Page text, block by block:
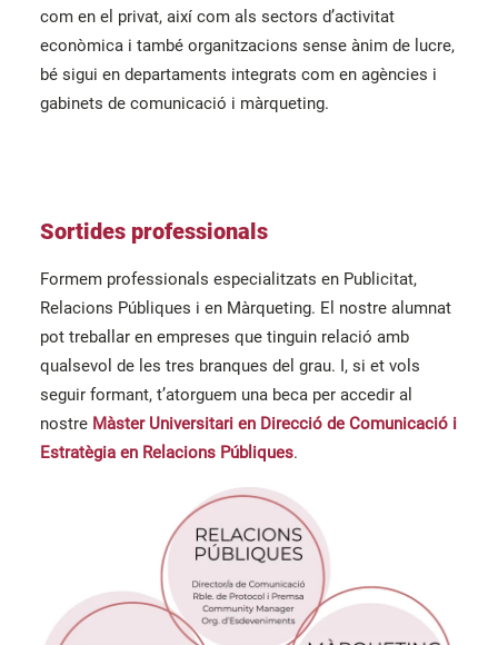
com en el privat, així com als sectors d’activitat
econòmica i també organitzacions sense ànim de lucre,
bé sigui en departaments integrats com en agències i
gabinets de comunicació i màrqueting.
Sortides professionals
Formem professionals especialitzats en Publicitat,
Relacions Públiques i en Màrqueting. El nostre alumnat
pot treballar en empreses que tinguin relació amb
qualsevol de les tres branques del grau. I, si et vols
seguir formant, t’atorguem una beca per accedir al
nostre Màster Universitari en Direcció de Comunicació i
Estratègia en Relacions Públiques.